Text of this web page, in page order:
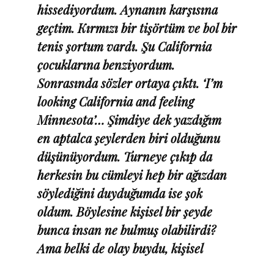
hissediyordum. Aynanın karşısına
geçtim. Kırmızı bir tişörtüm ve bol bir
tenis şortum vardı. Şu California
çocuklarına benziyordum.
Sonrasında sözler ortaya çıktı. ‘I’m
looking California and feeling
Minnesota’… Şimdiye dek yazdığım
en aptalca şeylerden biri olduğunu
düşünüyordum. Turneye çıkıp da
herkesin bu cümleyi hep bir ağızdan
söylediğini duyduğumda ise şok
oldum. Böylesine kişisel bir şeyde
bunca insan ne bulmuş olabilirdi?
Ama belki de olay buydu, kişisel